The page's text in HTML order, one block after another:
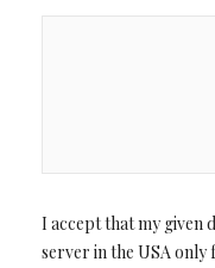
I accept that my given
server in the USA